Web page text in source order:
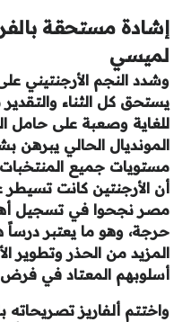
إشادة مستحقة
لميسي
وشدد النجم الأرجنتيني
يستحق كل الثناء
للغاية وصعبة على حامل
المونديال الحالي يبرهن
مستويات جميع
أن الأرجنتين كانت
مصر نجحوا في تسجيل
حرجة، وهو ما يعتبر درساً
المزيد من الحذر وتطوير
أسلوبهم المعتاد في فرض
واختتم ألفاريز تصريحاته